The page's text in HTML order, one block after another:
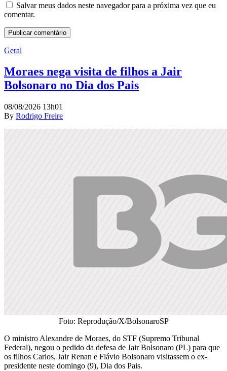
Salvar meus dados neste navegador para a próxima vez que eu
comentar.
Geral
Moraes nega visita de filhos a Jair
Bolsonaro no Dia dos Pais
08/08/2026 13h01
By Rodrigo Freire
Foto: Reprodução/X/BolsonaroSP
O ministro Alexandre de Moraes, do STF (Supremo Tribunal
Federal), negou o pedido da defesa de Jair Bolsonaro (PL) para que
os filhos Carlos, Jair Renan e Flávio Bolsonaro visitassem o ex-
presidente neste domingo (9), Dia dos Pais.